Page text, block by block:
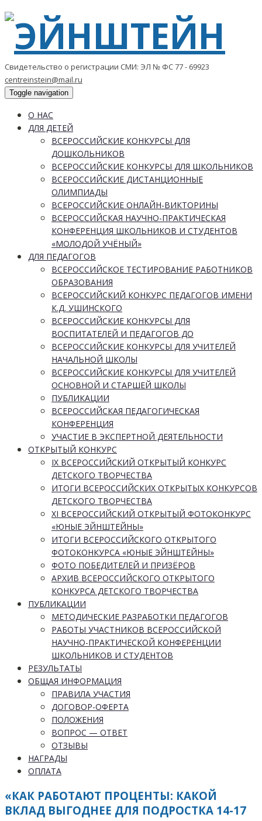
Свидетельство о регистрации СМИ: ЭЛ № ФС 77 - 69923
centreinstein@mail.ru
Toggle navigation
О НАС
ДЛЯ ДЕТЕЙ
ВСЕРОССИЙСКИЕ КОНКУРСЫ ДЛЯ
ДОШКОЛЬНИКОВ
ВСЕРОССИЙСКИЕ КОНКУРСЫ ДЛЯ ШКОЛЬНИКОВ
ВСЕРОССИЙСКИЕ ДИСТАНЦИОННЫЕ
ОЛИМПИАДЫ
ВСЕРОССИЙСКИЕ ОНЛАЙН-ВИКТОРИНЫ
ВСЕРОССИЙСКАЯ НАУЧНО-ПРАКТИЧЕСКАЯ
КОНФЕРЕНЦИЯ ШКОЛЬНИКОВ И СТУДЕНТОВ
«МОЛОДОЙ УЧЁНЫЙ»
ДЛЯ ПЕДАГОГОВ
ВСЕРОССИЙСКОЕ ТЕСТИРОВАНИЕ РАБОТНИКОВ
ОБРАЗОВАНИЯ
ВСЕРОССИЙСКИЙ КОНКУРС ПЕДАГОГОВ ИМЕНИ
К.Д. УШИНСКОГО
ВСЕРОССИЙСКИЕ КОНКУРСЫ ДЛЯ
ВОСПИТАТЕЛЕЙ И ПЕДАГОГОВ ДО
ВСЕРОССИЙСКИЕ КОНКУРСЫ ДЛЯ УЧИТЕЛЕЙ
НАЧАЛЬНОЙ ШКОЛЫ
ВСЕРОССИЙСКИЕ КОНКУРСЫ ДЛЯ УЧИТЕЛЕЙ
ОСНОВНОЙ И СТАРШЕЙ ШКОЛЫ
ПУБЛИКАЦИИ
ВСЕРОССИЙСКАЯ ПЕДАГОГИЧЕСКАЯ
КОНФЕРЕНЦИЯ
УЧАСТИЕ В ЭКСПЕРТНОЙ ДЕЯТЕЛЬНОСТИ
ОТКРЫТЫЙ КОНКУРС
IX ВСЕРОССИЙСКИЙ ОТКРЫТЫЙ КОНКУРС
ДЕТСКОГО ТВОРЧЕСТВА
ИТОГИ ВСЕРОССИЙСКИХ ОТКРЫТЫХ КОНКУРСОВ
ДЕТСКОГО ТВОРЧЕСТВА
XI ВСЕРОССИЙСКИЙ ОТКРЫТЫЙ ФОТОКОНКУРС
«ЮНЫЕ ЭЙНШТЕЙНЫ»
ИТОГИ ВСЕРОССИЙСКОГО ОТКРЫТОГО
ФОТОКОНКУРСА «ЮНЫЕ ЭЙНШТЕЙНЫ»
ФОТО ПОБЕДИТЕЛЕЙ И ПРИЗЁРОВ
АРХИВ ВСЕРОССИЙСКОГО ОТКРЫТОГО
КОНКУРСА ДЕТСКОГО ТВОРЧЕСТВА
ПУБЛИКАЦИИ
МЕТОДИЧЕСКИЕ РАЗРАБОТКИ ПЕДАГОГОВ
РАБОТЫ УЧАСТНИКОВ ВСЕРОССИЙСКОЙ
НАУЧНО-ПРАКТИЧЕСКОЙ КОНФЕРЕНЦИИ
ШКОЛЬНИКОВ И СТУДЕНТОВ
РЕЗУЛЬТАТЫ
ОБЩАЯ ИНФОРМАЦИЯ
ПРАВИЛА УЧАСТИЯ
ДОГОВОР-ОФЕРТА
ПОЛОЖЕНИЯ
ВОПРОС — ОТВЕТ
ОТЗЫВЫ
НАГРАДЫ
ОПЛАТА
«КАК РАБОТАЮТ ПРОЦЕНТЫ: КАКОЙ
ВКЛАД ВЫГОДНЕЕ ДЛЯ ПОДРОСТКА 14-17